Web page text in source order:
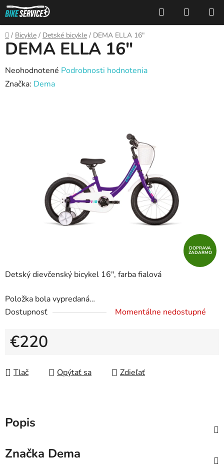
Prejsť
na
obsah
Hľadať
KOŠÍK
Domov
/ Bicykle / Detské bicykle / DEMA ELLA 16"
Detský dievčenský bicykel 16", farba fialová
Položka bola vypredaná…
Dostupnosť
Momentálne nedostupné
€220
Tlač
Opýtať sa Zdieľať
DEMA ELLA 16"
Priemerné
hodnotenie
Neohodnotené Podrobnosti hodnotenia
Značka: Dema
DOPRAVA
ZADARMO
Popis
Značka Dema